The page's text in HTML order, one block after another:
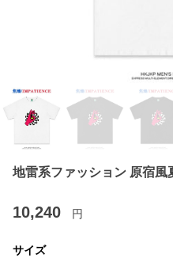
地雷系ファッション 原宿
10,240 円
サイズ